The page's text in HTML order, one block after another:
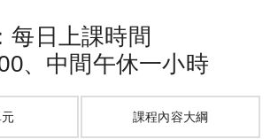
每日上課時間
、中間午休一小時
課程內容大綱